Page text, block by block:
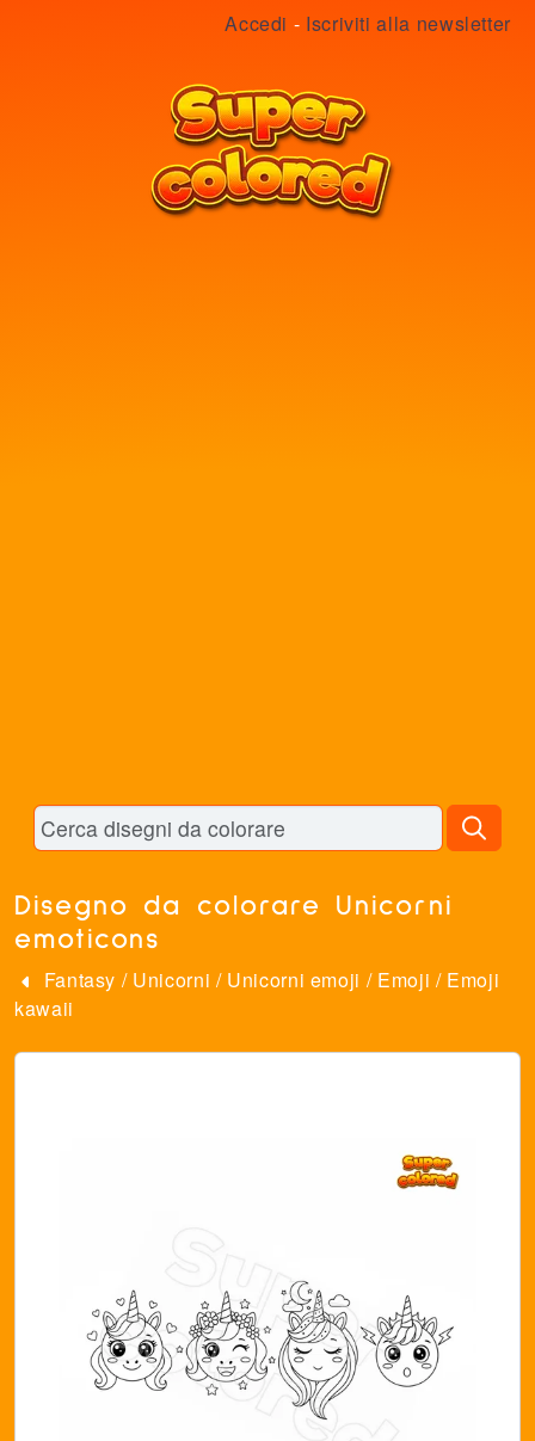
Accedi - Iscriviti alla newsletter
Disegno da colorare Unicorni
emoticons
Fantasy / Unicorni / Unicorni emoji / Emoji / Emoji
kawaii